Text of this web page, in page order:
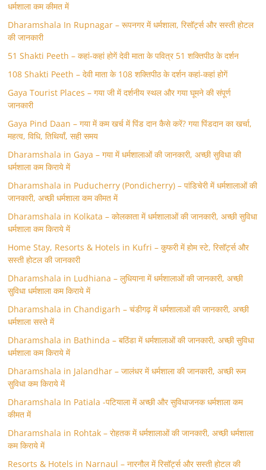
धर्मशाला कम कीमत में
Dharamshala In Rupnagar – रूपनगर में धर्मशाला, रिसॉर्ट्स और सस्ती होटल
की जानकारी
51 Shakti Peeth – कहां-कहां होगें देवी माता के पवित्र 51 शक्तिपीठ के दर्शन
108 Shakti Peeth – देवी माता के 108 शक्तिपीठ के दर्शन कहां-कहां होगें
Gaya Tourist Places – गया जी में दर्शनीय स्थल और गया घूमने की संपूर्ण
जानकारी
Gaya Pind Daan – गया में कम खर्च में पिंड दान कैसे करें? गया पिंडदान का खर्चा,
महत्व, विधि, तिथियाँ, सही समय
Dharamshala in Gaya – गया में धर्मशालाओं की जानकारी, अच्छी सुविधा की
धर्मशाला कम किराये में
Dharamshala in Puducherry (Pondicherry) – पांडिचेरी में धर्मशालाओं की
जानकारी, अच्छी धर्मशाला कम कीमत में
Dharamshala in Kolkata – कोलकाता में धर्मशालाओं की जानकारी, अच्छी सुविधा
धर्मशाला कम किराये में
Home Stay, Resorts & Hotels in Kufri – कुफरी में होम स्‍टे, रिसॉर्ट्स और
सस्ती होटल की जानकारी
Dharamshala in Ludhiana – लुधियाना में धर्मशालाओं की जानकारी, अच्छी
सुविधा धर्मशाला कम किराये में
Dharamshala in Chandigarh – चंडीगढ़ में धर्मशालाओं की जानकारी, अच्छी
धर्मशाला सस्ते में
Dharamshala in Bathinda – बठिंडा में धर्मशालाओं की जानकारी, अच्छी सुविधा
धर्मशाला कम किराये में
Dharamshala in Jalandhar – जालंधर में धर्मशाला की जानकारी, अच्छी रूम
सुविधा कम किराये में
Dharamshala In Patiala -पटियाला में अच्छी और सुविधाजनक धर्मशाला कम
कीमत में
Dharamshala in Rohtak – रोहतक में धर्मशालाओं की जानकारी, अच्छी धर्मशाला
कम किराये में
Resorts & Hotels in Narnaul – नारनौल में रिसॉर्ट्स और सस्ती होटल की